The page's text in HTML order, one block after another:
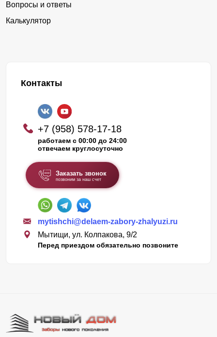
Вопросы и ответы
Калькулятор
Контакты
+7 (958) 578-17-18
работаем с 00:00 до 24:00
отвечаем круглосуточно
Заказать звонок
позвоним за наш счет
mytishchi@delaem-zabory-zhalyuzi.ru
Мытищи, ул. Колпакова, 9/2
Перед приездом обязательно позвоните